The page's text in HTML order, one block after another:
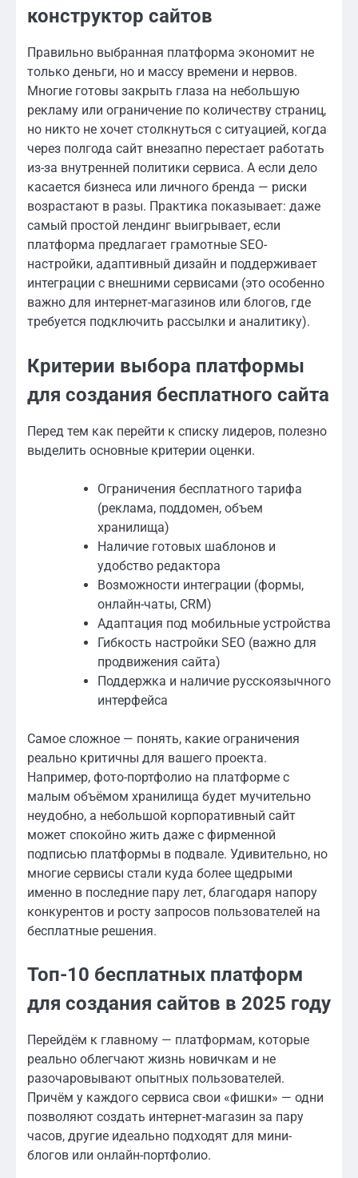
конструктор сайтов
Правильно выбранная платформа экономит не
только деньги, но и массу времени и нервов.
Многие готовы закрыть глаза на небольшую
рекламу или ограничение по количеству страниц,
но никто не хочет столкнуться с ситуацией, когда
через полгода сайт внезапно перестает работать
из-за внутренней политики сервиса. А если дело
касается бизнеса или личного бренда — риски
возрастают в разы. Практика показывает: даже
самый простой лендинг выигрывает, если
платформа предлагает грамотные SEO-
настройки, адаптивный дизайн и поддерживает
интеграции с внешними сервисами (это особенно
важно для интернет-магазинов или блогов, где
требуется подключить рассылки и аналитику).
Критерии выбора платформы
для создания бесплатного сайта
Перед тем как перейти к списку лидеров, полезно
выделить основные критерии оценки.
Ограничения бесплатного тарифа
(реклама, поддомен, объем
хранилища)
Наличие готовых шаблонов и
удобство редактора
Возможности интеграции (формы,
онлайн-чаты, CRM)
Адаптация под мобильные устройства
Гибкость настройки SEO (важно для
продвижения сайта)
Поддержка и наличие русскоязычного
интерфейса
Самое сложное — понять, какие ограничения
реально критичны для вашего проекта.
Например, фото-портфолио на платформе с
малым объёмом хранилища будет мучительно
неудобно, а небольшой корпоративный сайт
может спокойно жить даже с фирменной
подписью платформы в подвале. Удивительно, но
многие сервисы стали куда более щедрыми
именно в последние пару лет, благодаря напору
конкурентов и росту запросов пользователей на
бесплатные решения.
Топ-10 бесплатных платформ
для создания сайтов в 2025 году
Перейдём к главному — платформам, которые
реально облегчают жизнь новичкам и не
разочаровывают опытных пользователей.
Причём у каждого сервиса свои «фишки» — одни
позволяют создать интернет-магазин за пару
часов, другие идеально подходят для мини-
блогов или онлайн-портфолио.